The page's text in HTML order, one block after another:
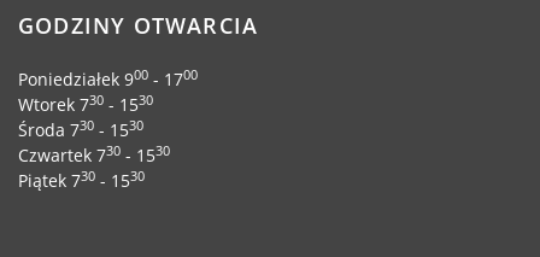
KONTAKT
Dane adresowe, wydziały i sprawy
GODZINY OTWARCIA
Poniedziałek 900 - 1700
Wtorek 730 - 1530
Środa 730 - 1530
Czwartek 730 - 1530
Piątek 730 - 1530